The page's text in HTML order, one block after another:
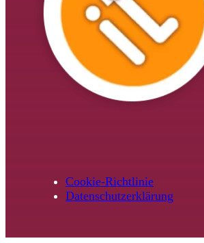
Cookie-Richtlinie
Datenschutzerklärung